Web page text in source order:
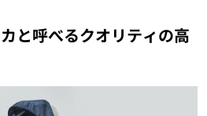
と呼べるクオリティの高